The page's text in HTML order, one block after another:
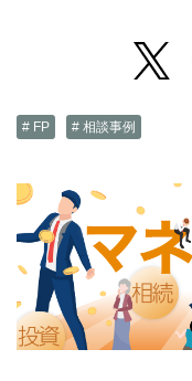
# FP # 相談事例